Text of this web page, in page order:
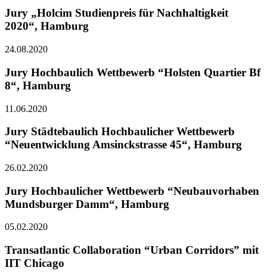
Jury „Holcim Studienpreis für Nachhaltigkeit
2020“, Hamburg
24.08.2020
Jury Hochbaulich Wettbewerb “Holsten Quartier Bf
8“, Hamburg
11.06.2020
Jury Städtebaulich Hochbaulicher Wettbewerb
“Neuentwicklung Amsinckstrasse 45“, Hamburg
26.02.2020
Jury Hochbaulicher Wettbewerb “Neubauvorhaben
Mundsburger Damm“, Hamburg
05.02.2020
Transatlantic Collaboration “Urban Corridors” mit
IIT Chicago